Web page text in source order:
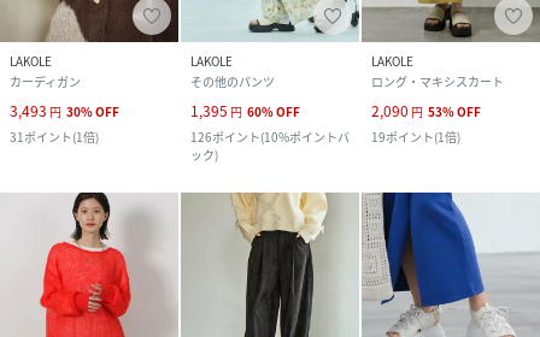
LAKOLE
カーディガン
3,493 円 30%OFF
31 ポイント(1倍)
LAKOLE
その他のパンツ
1,395 円 60%OFF
126ポイント(10%ポイントバ
ック)
LAKOLE
ロング・マキシスカート
2,090 円 53%OFF
19ポイント(1倍)